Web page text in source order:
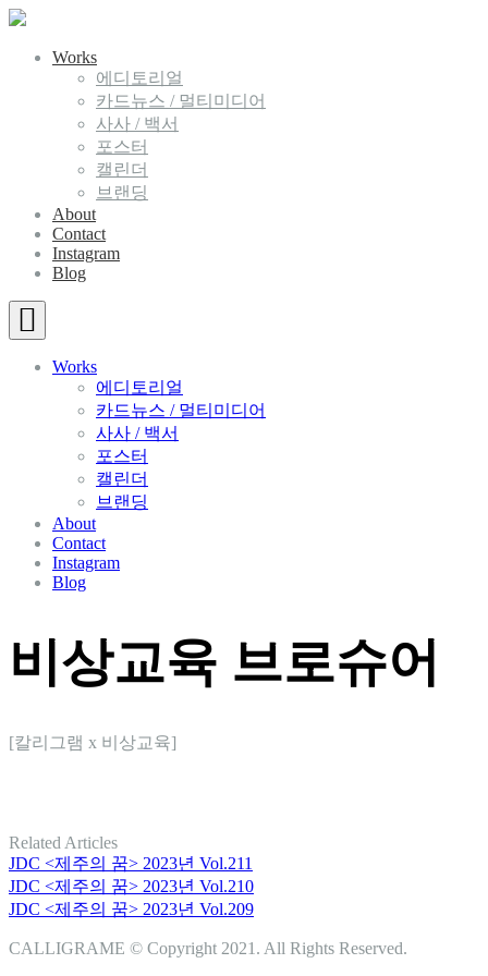
Works
에디토리얼
카드뉴스 / 멀티미디어
사사 / 백서
포스터
캘린더
브랜딩
About
Contact
Instagram
Blog
Works
에디토리얼
카드뉴스 / 멀티미디어
사사 / 백서
포스터
캘린더
브랜딩
About
Contact
Instagram
Blog
비상교육 브로슈어
[칼리그램 x 비상교육]
Related Articles
JDC <제주의 꿈> 2023년 Vol.211
JDC <제주의 꿈> 2023년 Vol.210
JDC <제주의 꿈> 2023년 Vol.209
CALLIGRAME © Copyright 2021. All Rights Reserved.